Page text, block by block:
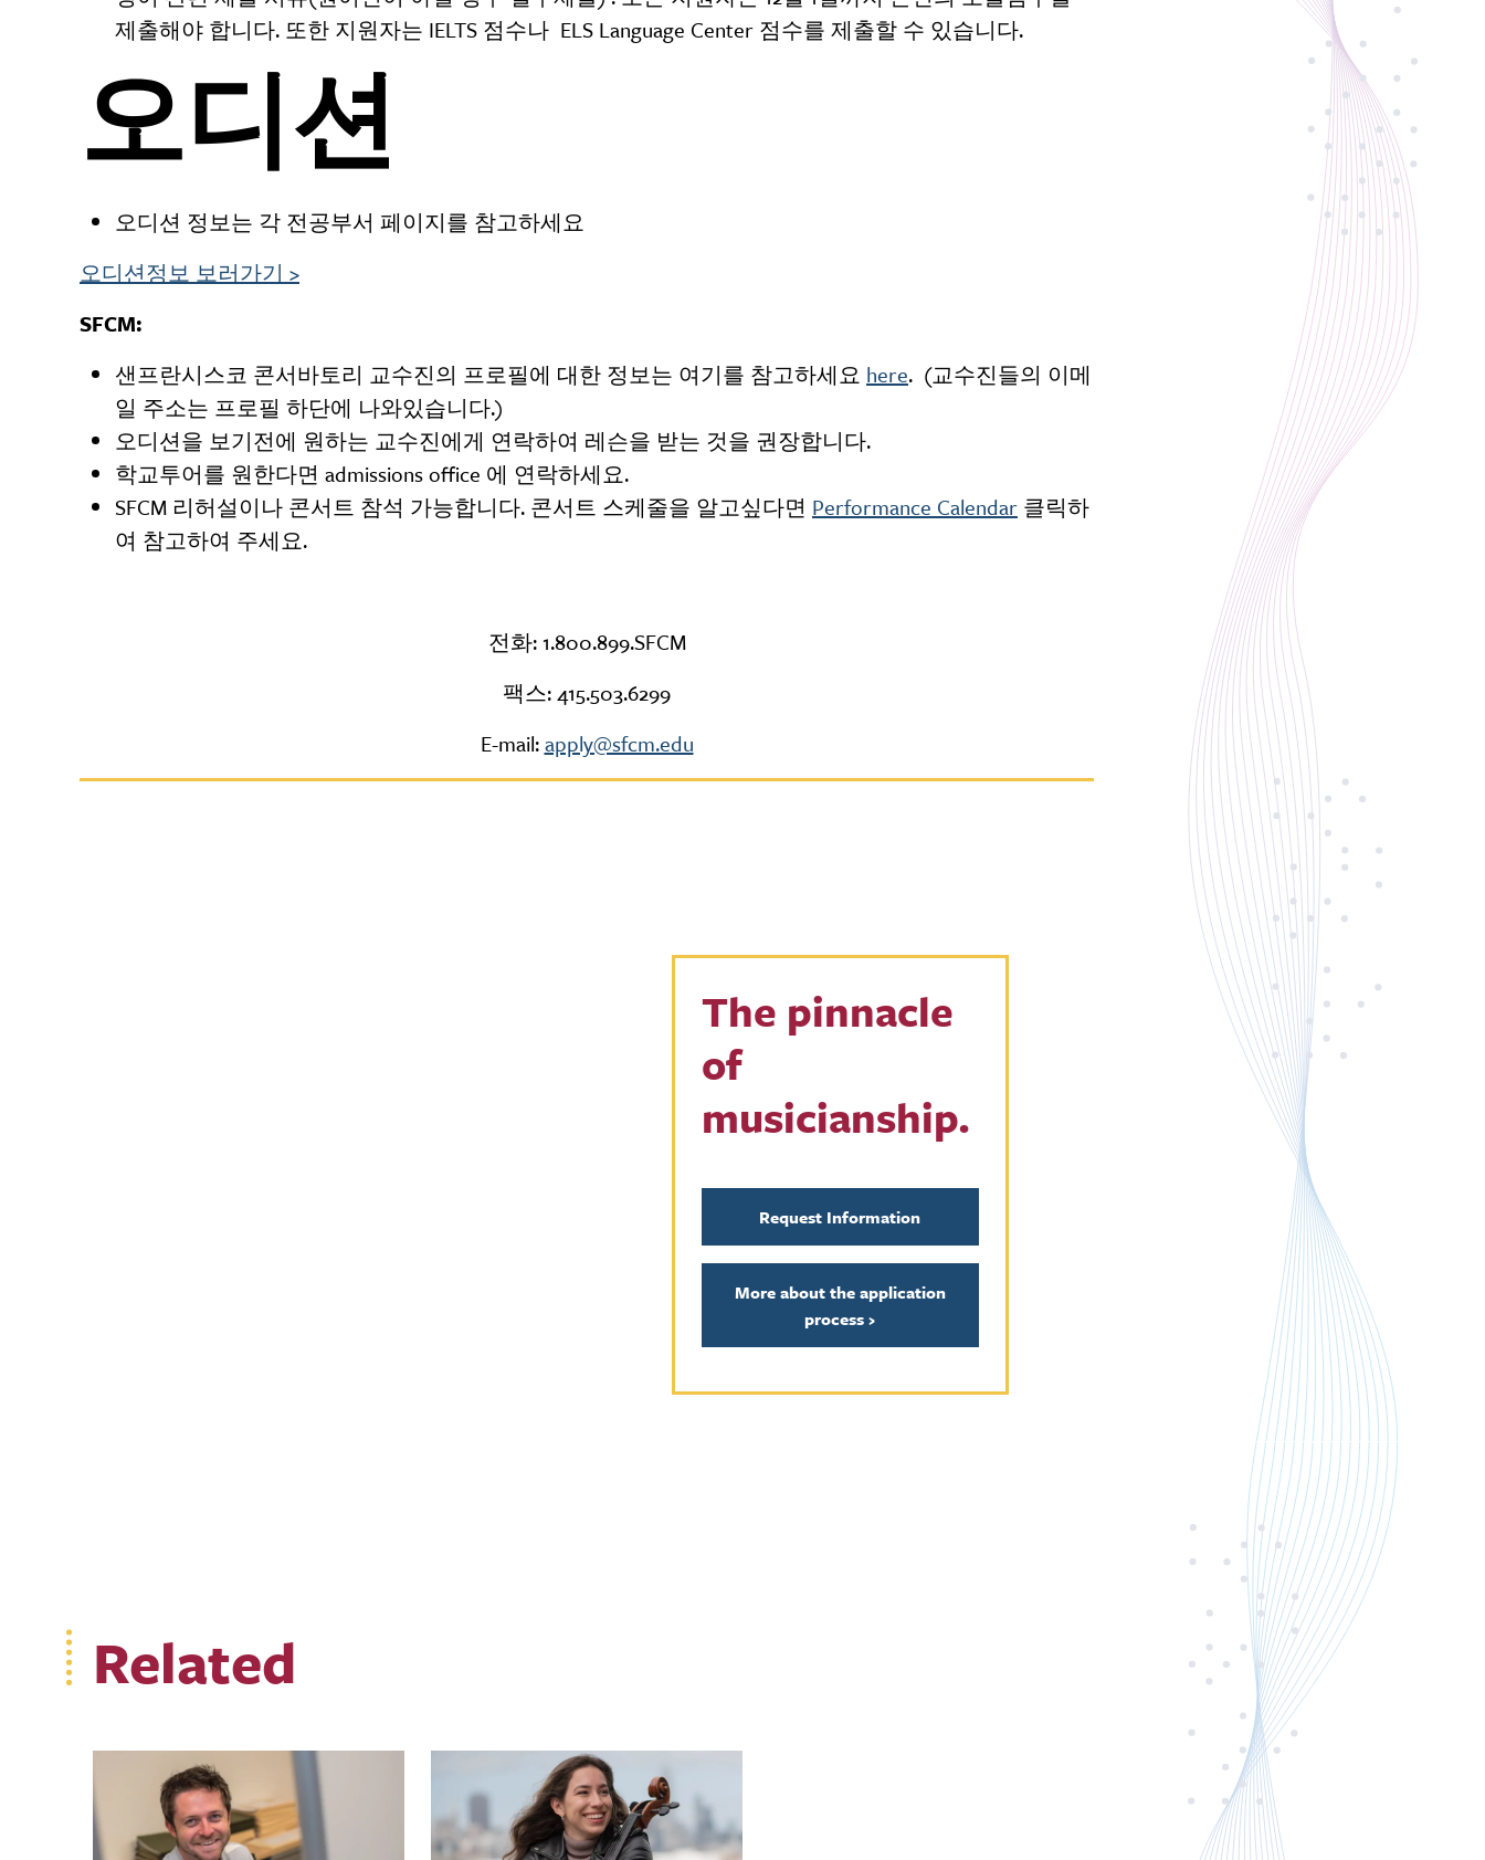
제출해야 합니다. 또한 지원자는 IELTS 점수나 ELS Language Center 점수를 제출할 수 있습니다.
오디션
오디션 정보는 각 전공부서 페이지를 참고하세요
오디션정보 보러가기 >
SFCM:
샌프란시스코 콘서바토리 교수진의 프로필에 대한 정보는 여기를 참고하세요 here. (교수진들의 이메
일 주소는 프로필 하단에 나와있습니다.)
오디션을 보기전에 원하는 교수진에게 연락하여 레슨을 받는 것을 권장합니다.
학교투어를 원한다면 admissions office 에 연락하세요.
SFCM 리허설이나 콘서트 참석 가능합니다. 콘서트 스케줄을 알고싶다면 Performance Calendar 클릭하
여 참고하여 주세요.
전화: 1.800.899.SFCM
팩스: 415.503.6299
E-mail:apply@sfcm.edu
The pinnacle
of
musicianship.
Request Information
More about the application
process›
Related